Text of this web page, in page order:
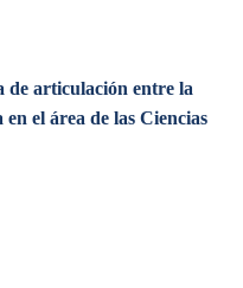
de articulación entre la
el área de las Ciencias